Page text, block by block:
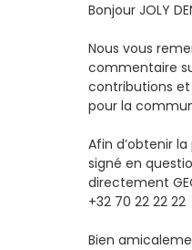
Bonjour JOLY
Nous vous
commentaire
contributions
pour la
Afin d’obtenir
signé en
directement
+32 70 22 22 22
Bien